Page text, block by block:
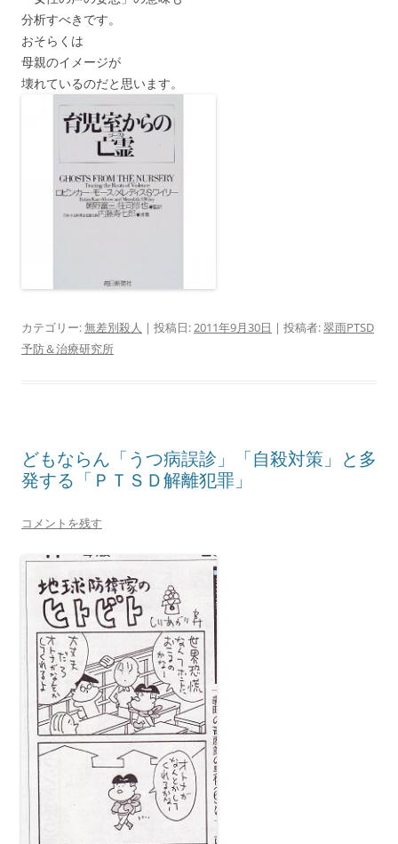
分析すべきです。
おそらくは
母親のイメージが
壊れているのだと思います。
カテゴリー:無差別殺人 | 投稿日:2011年9月30日 | 投稿者:翠雨PTSD
予防＆治療研究所
どもならん「うつ病誤診」「自殺対策」と多
発する「ＰＴＳＤ解離犯罪」
コメントを残す